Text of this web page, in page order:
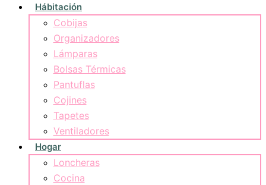
Hábitación
Cobijas
Organizadores
Lámparas
Bolsas Térmicas
Pantuflas
Cojines
Tapetes
Ventiladores
Hogar
Loncheras
Cocina